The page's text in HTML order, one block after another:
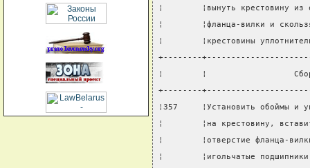
¦        ¦вынуть
¦        ¦фланца-вилки и
¦        ¦крестовины
+--------
¦        ¦
+--------
¦357     ¦Установить обоймы и
¦        ¦на крестовину,
¦        ¦отверстие фланца-
¦        ¦игольчатые